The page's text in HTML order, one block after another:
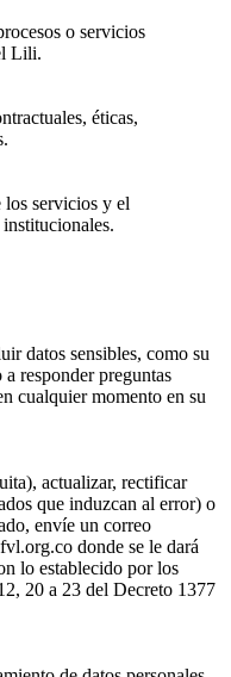
o servicios
Lili.
éticas,
los servicios y el
datos sensibles, como su
responder preguntas
cualquier momento en su
actualizar, rectificar
que induzcan al error) o
envíe un correo
donde se le dará
lo establecido por los
20 a 23 del Decreto 1377